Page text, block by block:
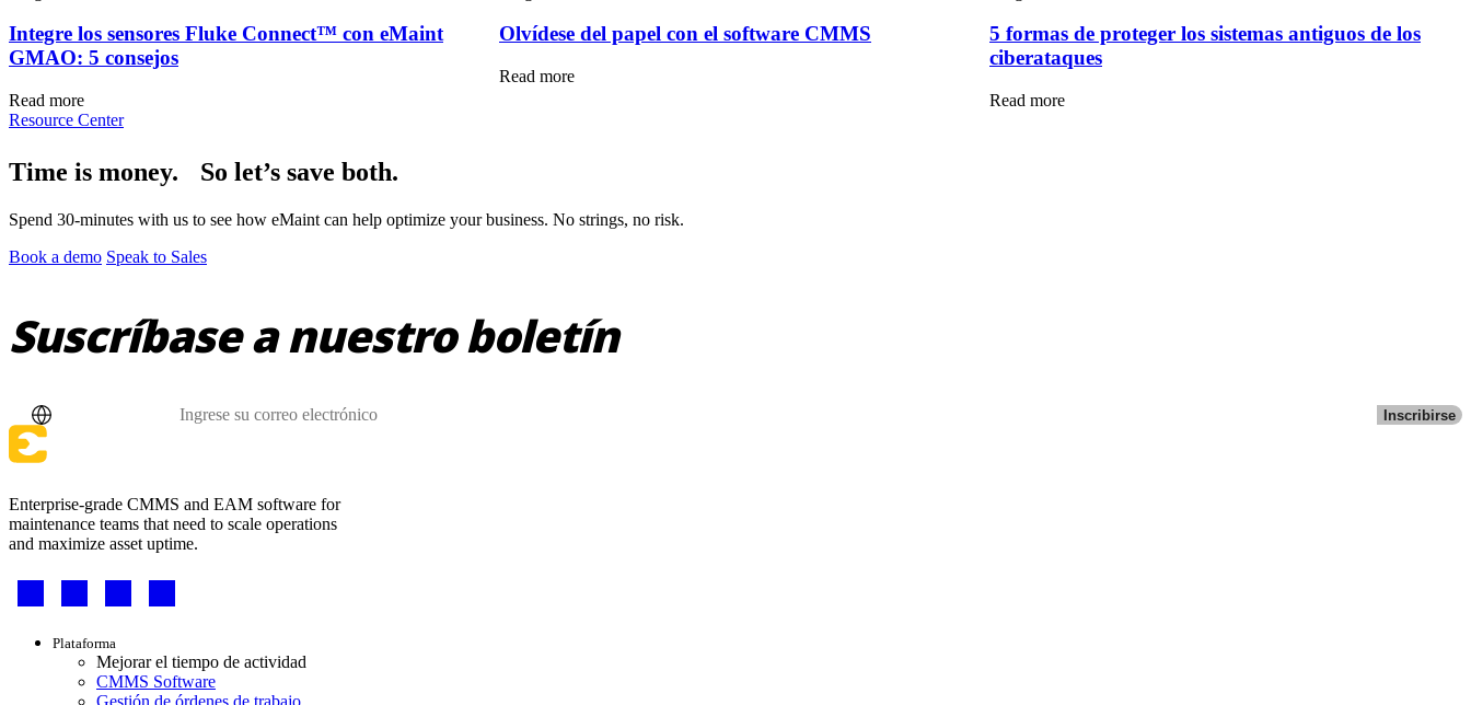
Simplifica la gestión del mantenimiento
Integre los sensores Fluke Connect™ con eMaint
GMAO: 5 consejos
Read more
Olvídese del papel con el software CMMS
Read more
5 formas de proteger los sistemas antiguos de los
ciberataques
Read more
Resource Center
Time is money. So let’s save both.
Spend 30-minutes with us to see how eMaint can help optimize your business. No strings, no risk.
Book a demo Speak to Sales
Suscríbase a nuestro boletín
País Correo electrónico Inscribirse
Enterprise-grade CMMS and EAM software for
maintenance teams that need to scale operations
and maximize asset uptime.
Footer
FooterPlataforma
Mejorar el tiempo de actividad
CMMS Software